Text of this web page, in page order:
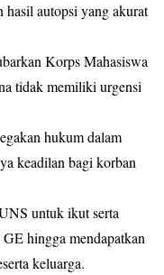
hasil autopsi yang akurat
Korps Mahasiswa
tidak memiliki urgensi
hukum dalam
keadilan bagi korban
untuk ikut serta
hingga mendapatkan
keluarga.